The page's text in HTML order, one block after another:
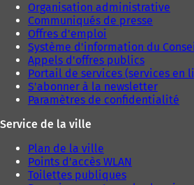
n
g
l
e
t
)
Organisation administrative
Communiqués de presse
Offres d'emploi
Système d'information du
Appels d'offres publics
Portail de services (services en
S'abonner à la newsletter
Paramètres de confidentialité
Service de la ville
Plan de la ville
Points d'accès WLAN
Toilettes publiques